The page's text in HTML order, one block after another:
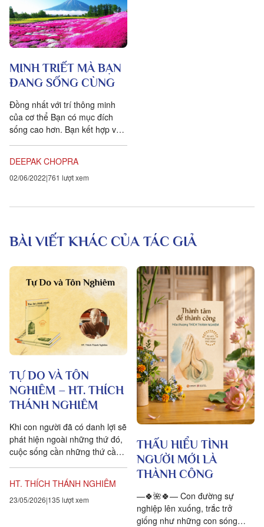
MINH TRIẾT MÀ BẠN
ĐANG SỐNG CÙNG
Đồng nhất với trí thông minh
của cơ thể Bạn có mục đích
sống cao hơn. Bạn kết hợp với
DEEPAK CHOPRA
02/06/2022 761 lượt xem
BÀI VIẾT KHÁC CỦA TÁC GIẢ
TỰ DO VÀ TÔN
NGHIÊM – HT. THÍCH
THÁNH NGHIÊM
Khi con người đã có danh lợi sẽ
phát hiện ngoài những thứ đó,
cuộc sống cần những thứ cần
là sự tôn nghiêm...
HT. THÍCH THÁNH NGHIÊM
23/05/2026 135 lượt xem
THẤU HIỂU TÌNH
NGƯỜI MỚI LÀ
THÀNH CÔNG
—🍀🌺🍀— Con đường sự
nghiệp lên xuống, trắc trở
giống như những con sóng